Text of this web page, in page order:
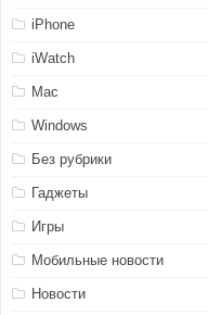
iPhone
iWatch
Mac
Windows
Без рубрики
Гаджеты
Игры
Мобильные новости
Новости